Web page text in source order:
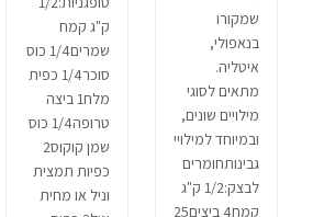
שמקורו
בנאפולי,
איטליה.
מתאים לסוגי
מילויים שונים,
ובמיוחד למילויי
גבינותחומרים
לבצק:1/2 ק"ג
קמח4 ביצים25
ק"ג קמח
שמרים1/4 כוס
סוכר1/4 כפית
מלח1 ביצה
טרופה1/4 כוס
שמן קוקוס2
כפיות תמצית
וניל או מחית